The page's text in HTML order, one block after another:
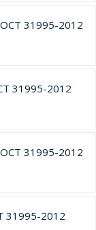
31995-2012
31995-2012
31995-2012
2012